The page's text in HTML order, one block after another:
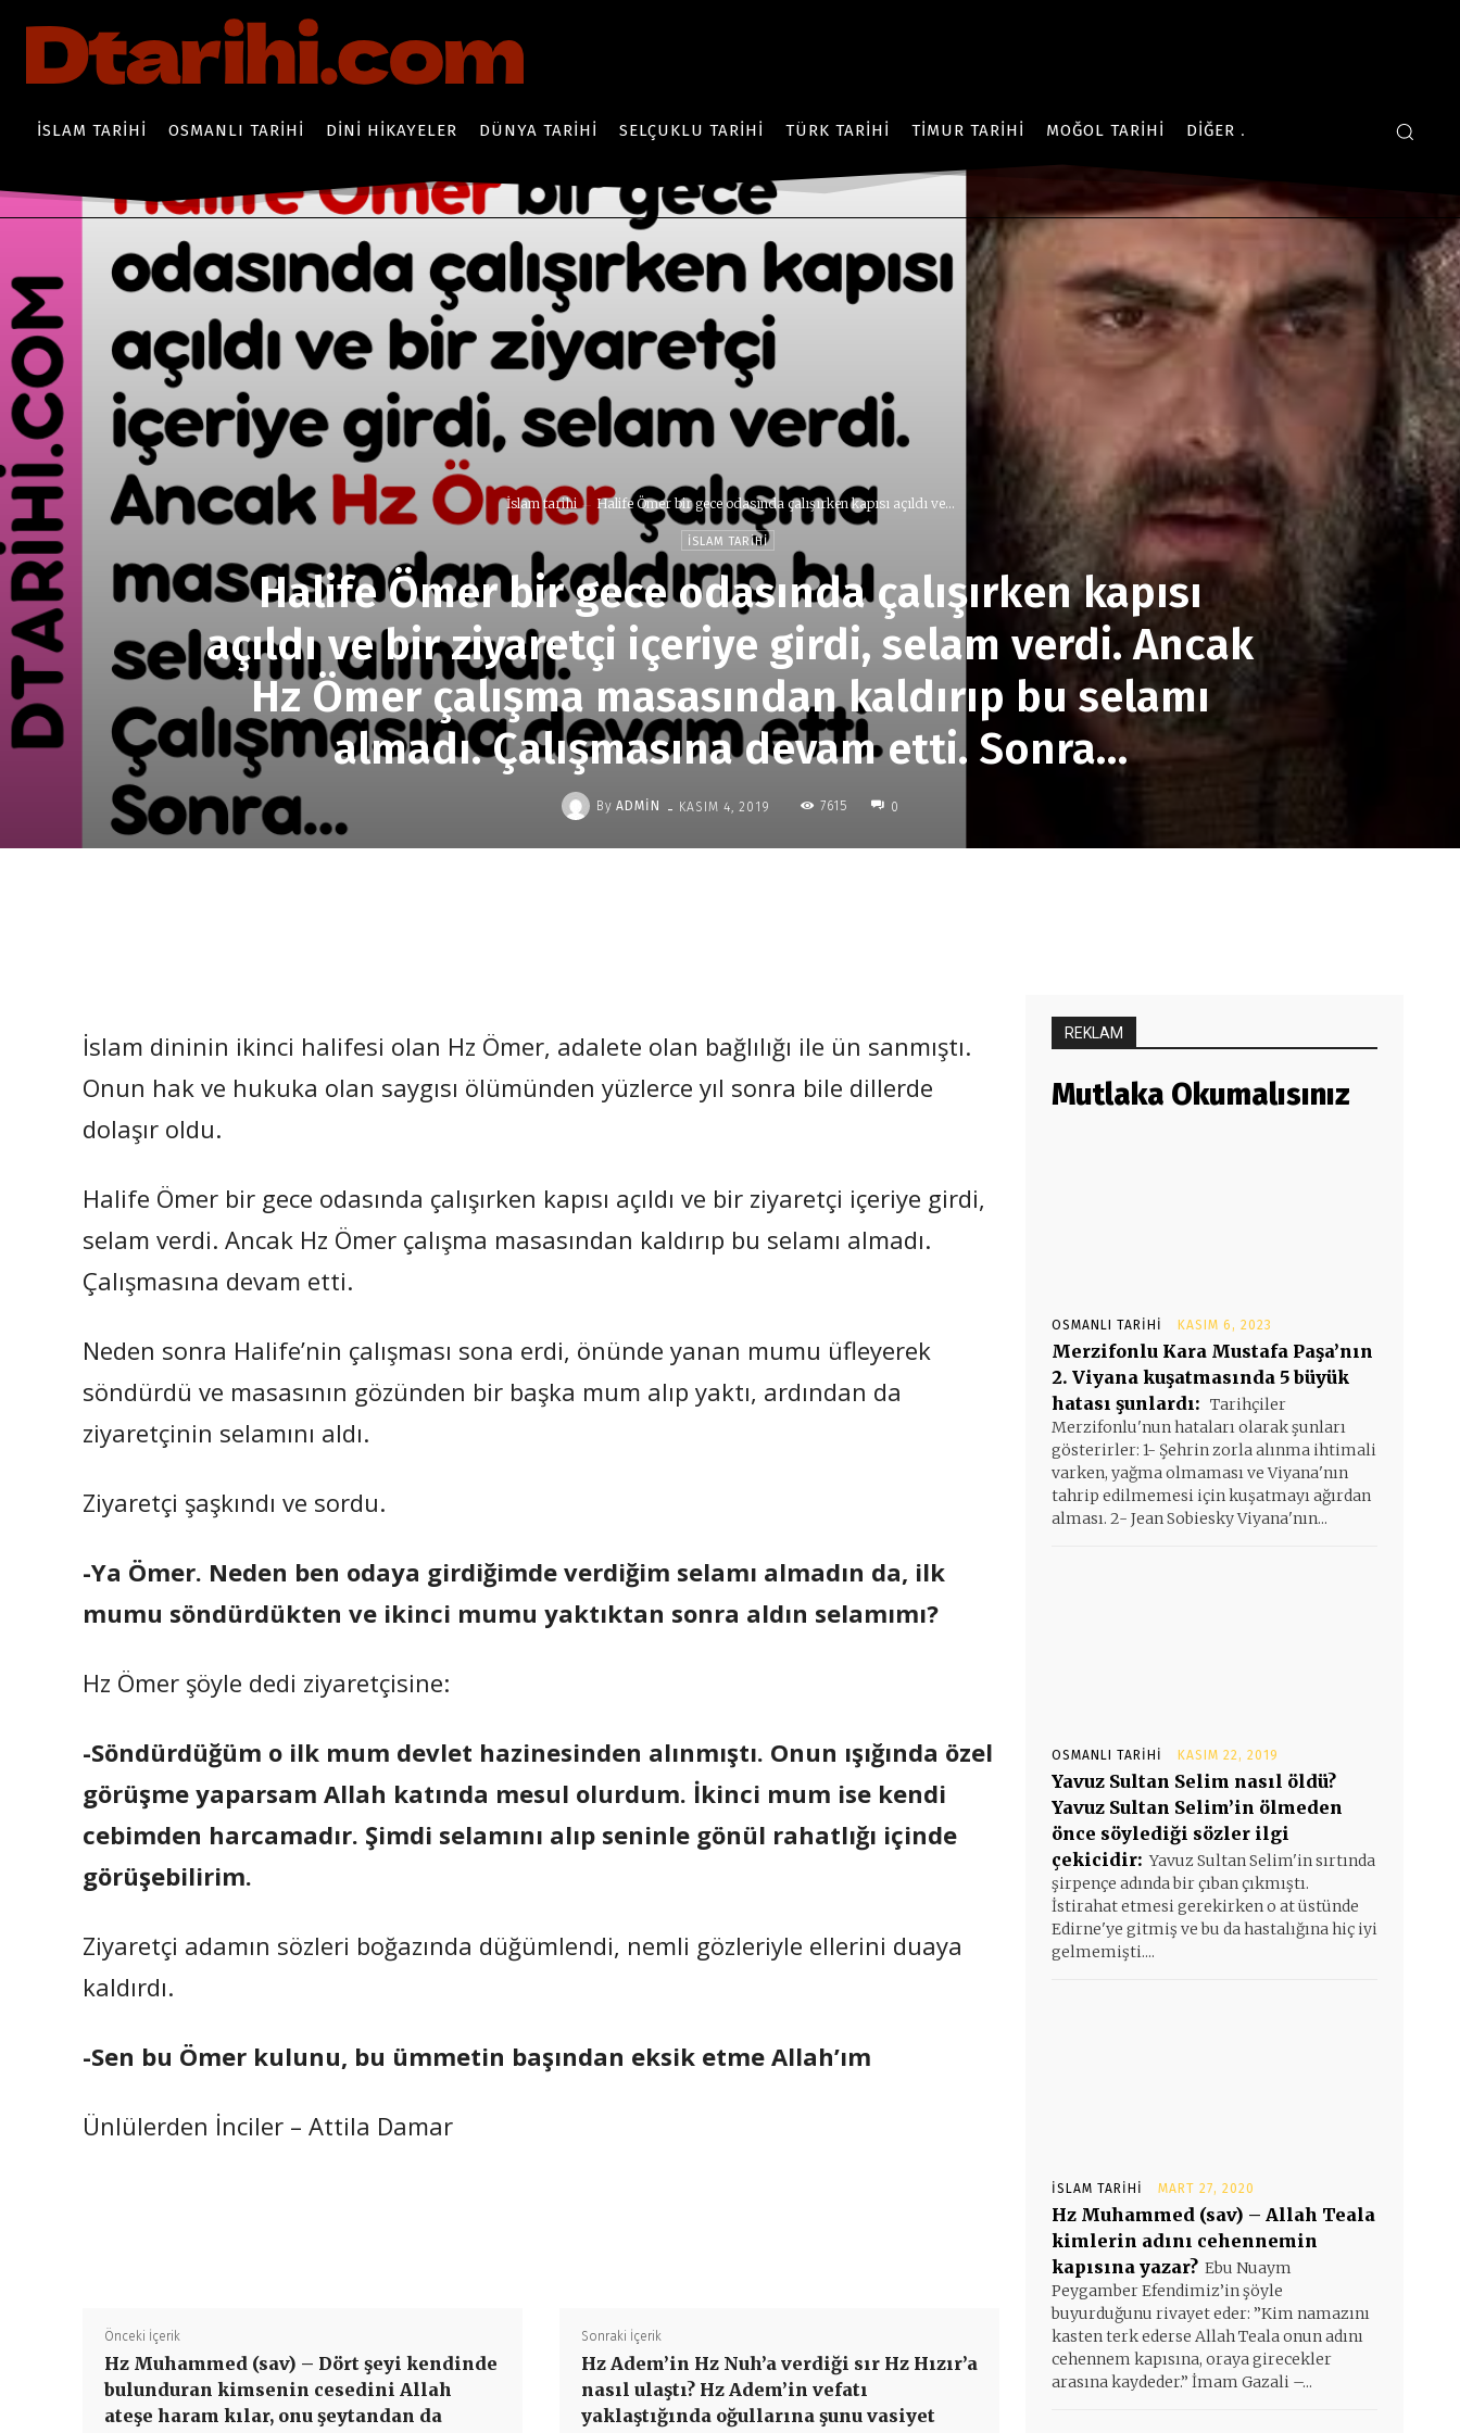
İSLAM TARIHI OSMANLI TARIHI DINI HIKAYELER DÜNYA TARIHI SELÇUKLU TARIHI TÜRK TARIHI TIMUR TARIHI MOĞOL TARIHI DIĞER
İslam tarihi Halife Ömer bir gece odasında çalışırken kapısı açıldı ve...
İSLAM TARIHI
Halife Ömer bir gece odasında çalışırken kapısı
açıldı ve bir ziyaretçi içeriye girdi, selam verdi. Ancak
Hz Ömer çalışma masasından kaldırıp bu selamı
almadı. Çalışmasına devam etti. Sonra…
By ADMIN - KASIM 4, 2019 7615 0
İslam dininin ikinci halifesi olan Hz Ömer, adalete olan bağlılığı ile ün sanmıştı.
Onun hak ve hukuka olan saygısı ölümünden yüzlerce yıl sonra bile dillerde
dolaşır oldu.
Halife Ömer bir gece odasında çalışırken kapısı açıldı ve bir ziyaretçi içeriye girdi,
selam verdi. Ancak Hz Ömer çalışma masasından kaldırıp bu selamı almadı.
Çalışmasına devam etti.
Neden sonra Halife’nin çalışması sona erdi, önünde yanan mumu üfleyerek
söndürdü ve masasının gözünden bir başka mum alıp yaktı, ardından da
ziyaretçinin selamını aldı.
Ziyaretçi şaşkındı ve sordu.
-Ya Ömer. Neden ben odaya girdiğimde verdiğim selamı almadın da, ilk
mumu söndürdükten ve ikinci mumu yaktıktan sonra aldın selamımı?
Hz Ömer şöyle dedi ziyaretçisine:
-Söndürdüğüm o ilk mum devlet hazinesinden alınmıştı. Onun ışığında özel
görüşme yaparsam Allah katında mesul olurdum. İkinci mum ise kendi
cebimden harcamadır. Şimdi selamını alıp seninle gönül rahatlığı içinde
görüşebilirim.
Ziyaretçi adamın sözleri boğazında düğümlendi, nemli gözleriyle ellerini duaya
kaldırdı.
-Sen bu Ömer kulunu, bu ümmetin başından eksik etme Allah’ım
Ünlülerden İnciler – Attila Damar
Önceki İçerik
Hz Muhammed (sav) – Dört şeyi kendinde
bulunduran kimsenin cesedini Allah
ateşe haram kılar, onu şeytandan da
Sonraki İçerik
Hz Adem’in Hz Nuh’a verdiği sır Hz Hızır’a
nasıl ulaştı? Hz Adem’in vefatı
yaklaştığında oğullarına şunu vasiyet
REKLAM
Mutlaka Okumalısınız
OSMANLI TARIHI KASIM 6, 2023
Merzifonlu Kara Mustafa Paşa’nın
2. Viyana kuşatmasında 5 büyük
hatası şunlardı: Tarihçiler
Merzifonlu'nun hataları olarak şunları
gösterirler: 1- Şehrin zorla alınma ihtimali
varken, yağma olmaması ve Viyana'nın
tahrip edilmemesi için kuşatmayı ağırdan
alması. 2- Jean Sobiesky Viyana'nın...
OSMANLI TARIHI KASIM 22, 2019
Yavuz Sultan Selim nasıl öldü?
Yavuz Sultan Selim’in ölmeden
önce söylediği sözler ilgi
çekicidir: Yavuz Sultan Selim'in sırtında
şirpençe adında bir çıban çıkmıştı.
İstirahat etmesi gerekirken o at üstünde
Edirne'ye gitmiş ve bu da hastalığına hiç iyi
gelmemişti....
İSLAM TARIHI MART 27, 2020
Hz Muhammed (sav) – Allah Teala
kimlerin adını cehennemin
kapısına yazar? Ebu Nuaym
Peygamber Efendimiz’in şöyle
buyurduğunu rivayet eder: ”Kim namazını
kasten terk ederse Allah Teala onun adını
cehennem kapısına, oraya girecekler
arasına kaydeder.” İmam Gazali –...